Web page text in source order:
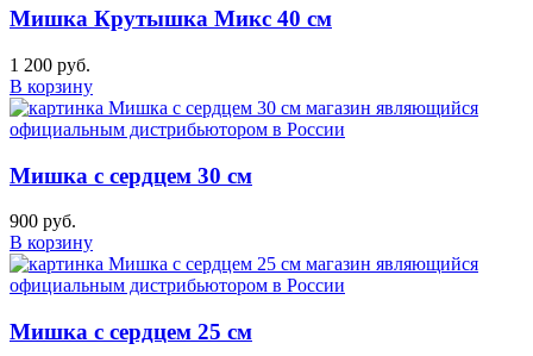
Мишка Крутышка Микс 40 см
1 200 руб.
В корзину
Мишка с сердцем 30 см
900 руб.
В корзину
Мишка с сердцем 25 см